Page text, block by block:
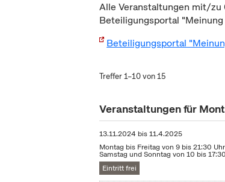
Alle Veranstaltungen mit/zu
Beteiligungsportal "Meinung
Beteiligungsportal
Treffer 1–10 von 15
Veranstaltungen für
13.11.2024 bis11.4.2025
Montag bis Freitag von 9 bis 21:30 Uhr
Samstag und Sonntag von 10 bis
Eintritt frei